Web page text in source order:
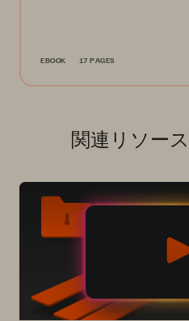
EBOOK 17 PAGES
関連リソー